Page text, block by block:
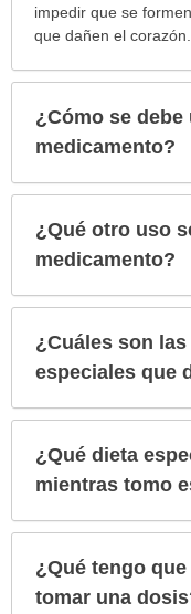
este
medicamento?
sido
extendido.
impedir que se
que dañen el corazón.
¿Cómo se debe
medicamento?
¿Qué otro uso
medicamento?
¿Cuáles son
especiales que
¿Qué dieta
mientras tomo
¿Qué tengo
tomar una